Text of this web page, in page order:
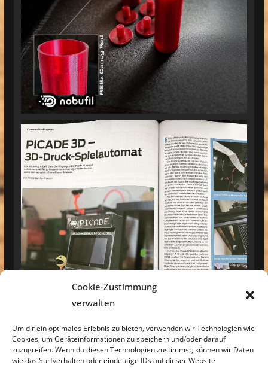
Cookie-Zustimmung
verwalten
Um dir ein optimales Erlebnis zu bieten, verwenden wir Technologien wie
Cookies, um Geräteinformationen zu speichern und/oder darauf
zuzugreifen. Wenn du diesen Technologien zustimmst, können wir Daten
wie das Surfverhalten oder eindeutige IDs auf dieser Website